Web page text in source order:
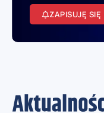
ZAPISUJĘ SIĘ